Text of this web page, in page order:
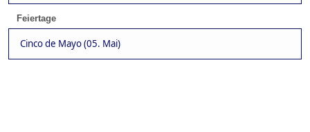
Feiertage
Cinco de Mayo (05. Mai)